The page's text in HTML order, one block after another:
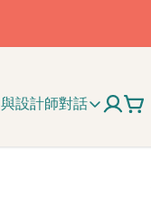
與設計師對話